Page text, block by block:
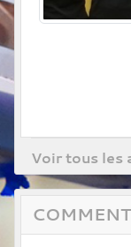
Voir tous les